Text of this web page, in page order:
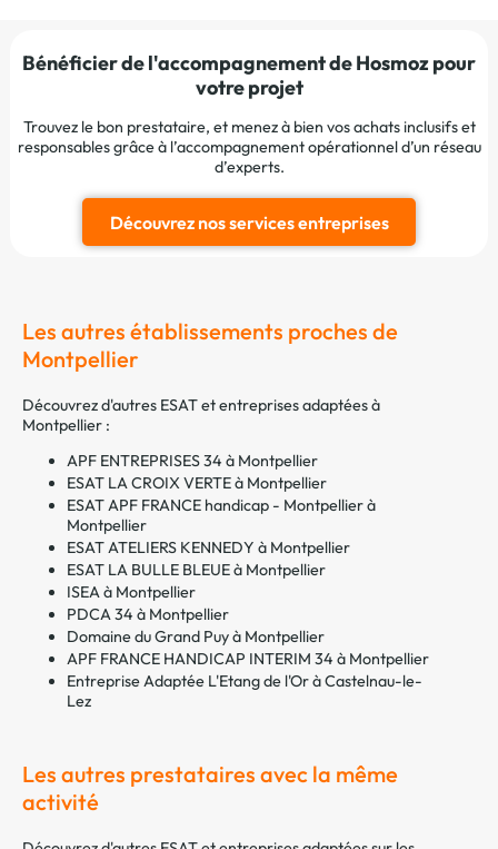
Bénéficier de l'accompagnement de Hosmoz pour
votre projet
Trouvez le bon prestataire, et menez à bien vos achats inclusifs et
responsables grâce à l’accompagnement opérationnel d’un réseau
d’experts.
Découvrez nos services entreprises
Les autres établissements proches de
Montpellier
Découvrez d'autres ESAT et entreprises adaptées à
Montpellier :
APF ENTREPRISES 34 à Montpellier
ESAT LA CROIX VERTE à Montpellier
ESAT APF FRANCE handicap - Montpellier à
Montpellier
ESAT ATELIERS KENNEDY à Montpellier
ESAT LA BULLE BLEUE à Montpellier
ISEA à Montpellier
PDCA 34 à Montpellier
Domaine du Grand Puy à Montpellier
APF FRANCE HANDICAP INTERIM 34 à Montpellier
Entreprise Adaptée L'Etang de l'Or à Castelnau-le-
Lez
Les autres prestataires avec la même
activité